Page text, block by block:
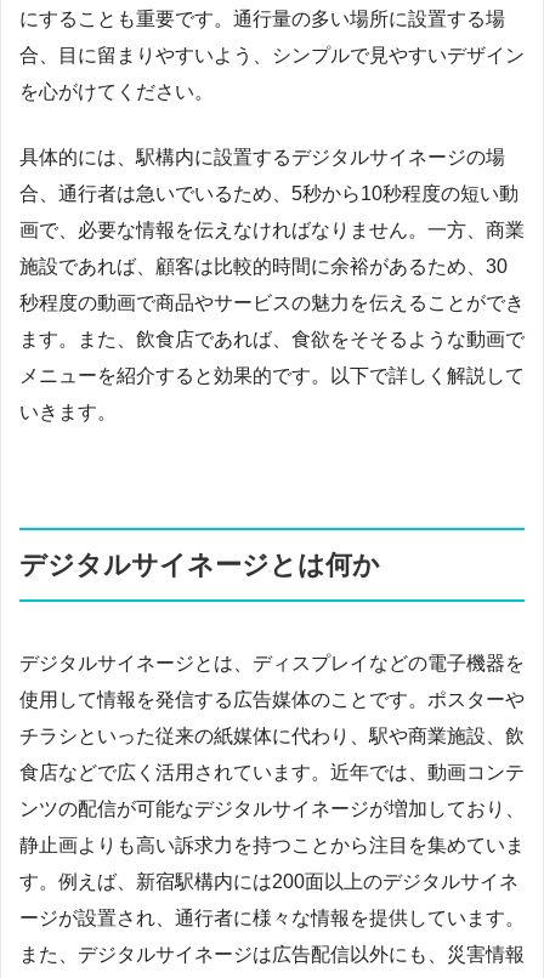
にすることも重要です。通行量の多い場所に設置する場
合、目に留まりやすいよう、シンプルで見やすいデザイン
を心がけてください。
具体的には、駅構内に設置するデジタルサイネージの場
合、通行者は急いでいるため、5秒から10秒程度の短い動
画で、必要な情報を伝えなければなりません。一方、商業
施設であれば、顧客は比較的時間に余裕があるため、30
秒程度の動画で商品やサービスの魅力を伝えることができ
ます。また、飲食店であれば、食欲をそそるような動画で
メニューを紹介すると効果的です。以下で詳しく解説して
いきます。
デジタルサイネージとは何か
デジタルサイネージとは、ディスプレイなどの電子機器を
使用して情報を発信する広告媒体のことです。ポスターや
チラシといった従来の紙媒体に代わり、駅や商業施設、飲
食店などで広く活用されています。近年では、動画コンテ
ンツの配信が可能なデジタルサイネージが増加しており、
静止画よりも高い訴求力を持つことから注目を集めていま
す。例えば、新宿駅構内には200面以上のデジタルサイネ
ージが設置され、通行者に様々な情報を提供しています。
また、デジタルサイネージは広告配信以外にも、災害情報